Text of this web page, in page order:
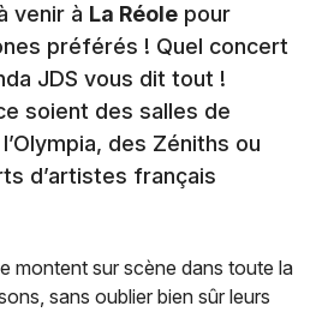
venir à La Réole pour
préférés ! Quel concert
JDS vous dit tout !
soient des salles de
des Zéniths ou
d’artistes français
montent sur scène dans toute la
sans oublier bien sûr leurs